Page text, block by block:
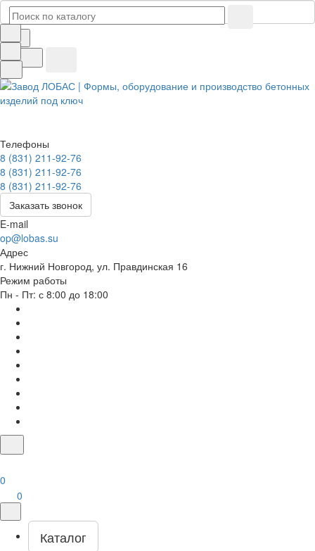
Телефоны
8 (831) 211-92-76
8 (831) 211-92-76
8 (831) 211-92-76
Заказать звонок
E-mail
op@lobas.su
Адрес
г. Нижний Новгород, ул. Правдинская 16
Режим работы
Пн - Пт: с 8:00 до 18:00
0
0
Каталог